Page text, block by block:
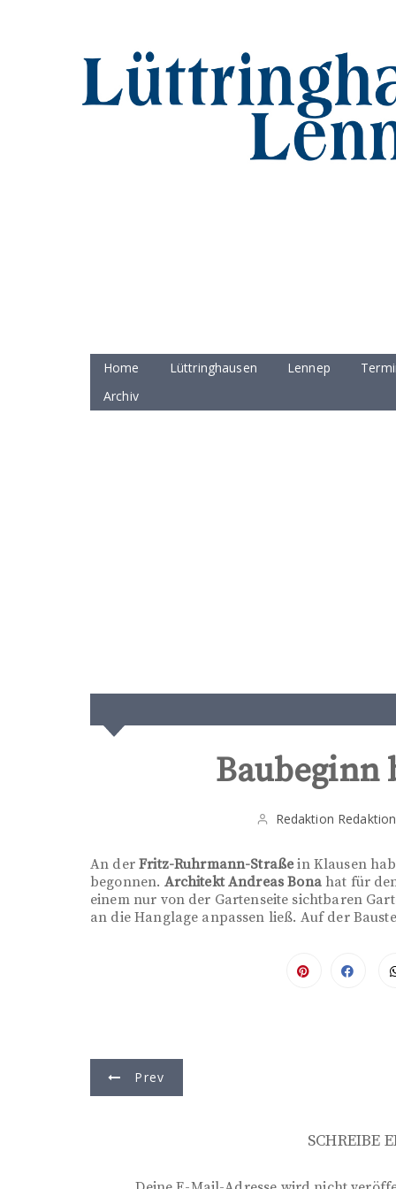
Home Lüttringhausen Lennep
Archiv
Baubeginn
Redaktion Redaktion
An derFritz-Ruhrmann-Straße in Klausen
begonnen. Architekt Andreas Bonahat für
einem nur von der Gartenseite sichtbaren
an die Hanglage anpassen ließ. Auf der
e
Prev
SCHREIBE